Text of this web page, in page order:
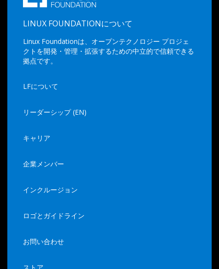
LINUX FOUNDATIONについて
Linux Foundationは、オープンテクノロジー プロジェ
クトを開発・管理・拡張するための中立的で信頼できる
拠点です。
LFについて
リーダーシップ (EN)
キャリア
企業メンバー
インクルージョン
ロゴとガイドライン
お問い合わせ